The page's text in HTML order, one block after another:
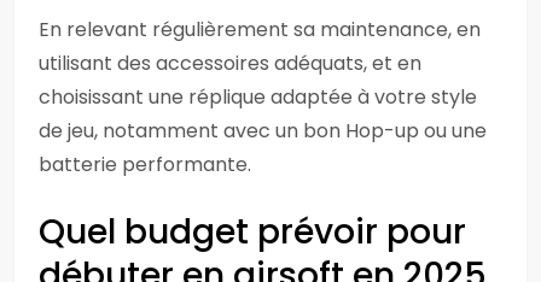
En relevant régulièrement sa maintenance, en
utilisant des accessoires adéquats, et en
choisissant une réplique adaptée à votre style
de jeu, notamment avec un bon Hop-up ou une
batterie performante.
Quel budget prévoir pour